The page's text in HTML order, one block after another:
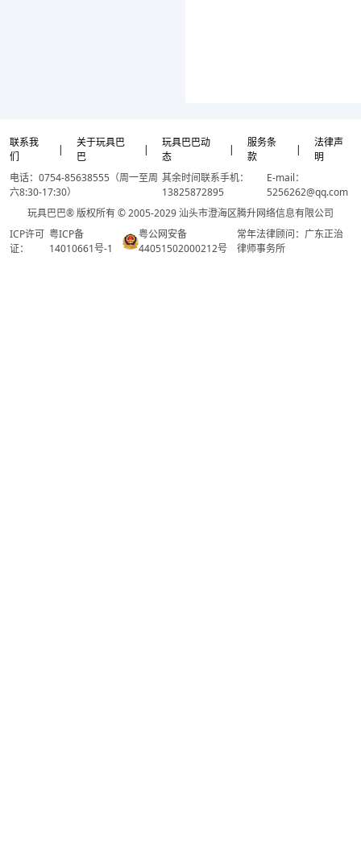
联系我
们
|
关于玩具巴
巴
|
玩具巴巴动
态
|
服务条
款
|
法律声
明
电话：0754-85638555（周一至周
六8:30-17:30）
其余时间联系手机：
13825872895
E-mail：
5256262@qq.com
玩具巴巴® 版权所有 © 2005-2029 汕头市澄海区腾升网络信息有限公司
ICP许可
证：
粤ICP备
14010661号-1
粤公网安备
44051502000212号
常年法律顾问：广东正治
律师事务所